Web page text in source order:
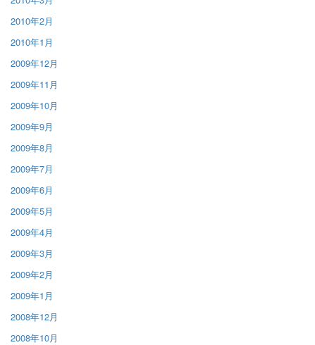
2010年2月
2010年1月
2009年12月
2009年11月
2009年10月
2009年9月
2009年8月
2009年7月
2009年6月
2009年5月
2009年4月
2009年3月
2009年2月
2009年1月
2008年12月
2008年10月